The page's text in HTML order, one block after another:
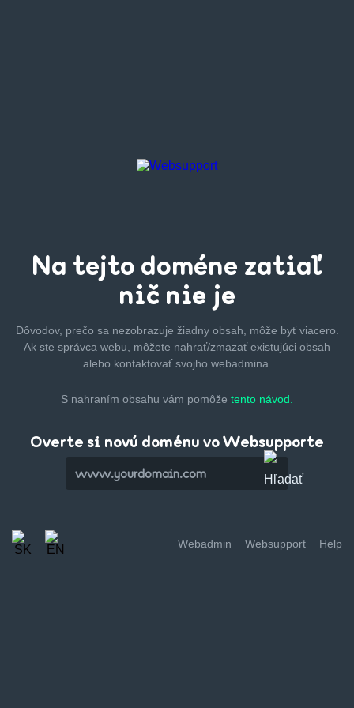
Na tejto doméne zatiaľ
nič nie je
Dôvodov, prečo sa nezobrazuje žiadny obsah, môže byťviacero.
Ak ste správca webu, môžete nahrať/zmazaťexistujúci obsah
alebo kontaktovať svojho webadmina.
S nahraním obsahu vám pomôže tento návod.
Overte si novú doménu vo Websupporte
Webadmin Websupport Help